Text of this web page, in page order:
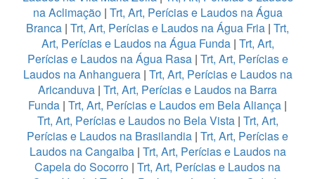
na Aclimação| Trt, Art, Perícias e Laudos na Água
Branca | Trt, Art, Perícias e Laudos na Água Fria | Trt,
Art, Perícias e Laudos na Água Funda| Trt, Art,
Perícias e Laudos na Água Rasa | Trt, Art, Perícias e
Laudos na Anhanguera| Trt, Art, Perícias e Laudos na
Aricanduva | Trt, Art, Perícias e Laudos na Barra
Funda | Trt, Art, Perícias e Laudos em Bela Aliança |
Trt, Art, Perícias e Laudos no Bela Vista| Trt, Art,
Perícias e Laudos na Brasilandia | Trt, Art, Perícias e
Laudos na Cangaiba| Trt, Art, Perícias e Laudos na
Capela do Socorro | Trt, Art, Perícias e Laudos na